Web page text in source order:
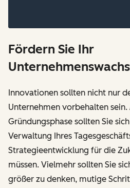
Fördern Sie Ihr
Innovationen sollten nicht nur
Unternehmen vorbehalten
Gründungsphase sollten Sie
Verwaltung Ihres
Strategieentwicklung für die
müssen. Vielmehr sollten Sie
größer zu denken, mutige